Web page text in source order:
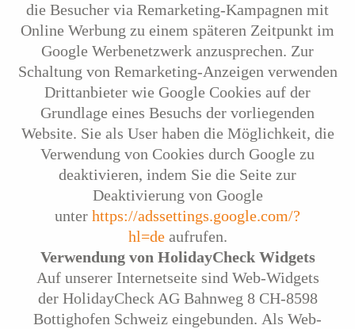
die Besucher via Remarketing-Kampagnen mit
Online Werbung zu einem späteren Zeitpunkt im
Google Werbenetzwerk anzusprechen. Zur
Schaltung von Remarketing-Anzeigen verwenden
Drittanbieter wie Google Cookies auf der
Grundlage eines Besuchs der vorliegenden
Website. Sie als User haben die Möglichkeit, die
Verwendung von Cookies durch Google zu
deaktivieren, indem Sie die Seite zur
Deaktivierung von Google
unter https://adssettings.google.com/?
hl=deaufrufen.
Verwendung von HolidayCheck Widgets
Auf unserer Internetseite sind Web-Widgets
der HolidayCheck AG Bahnweg 8 CH-8598
Bottighofen Schweiz eingebunden. Als Web-